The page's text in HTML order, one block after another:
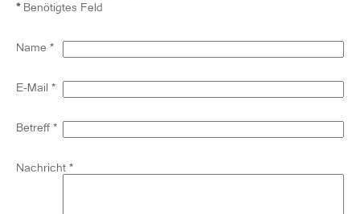
*Benötigtes Feld
Name *
E-Mail *
Betreff*
Nachricht *